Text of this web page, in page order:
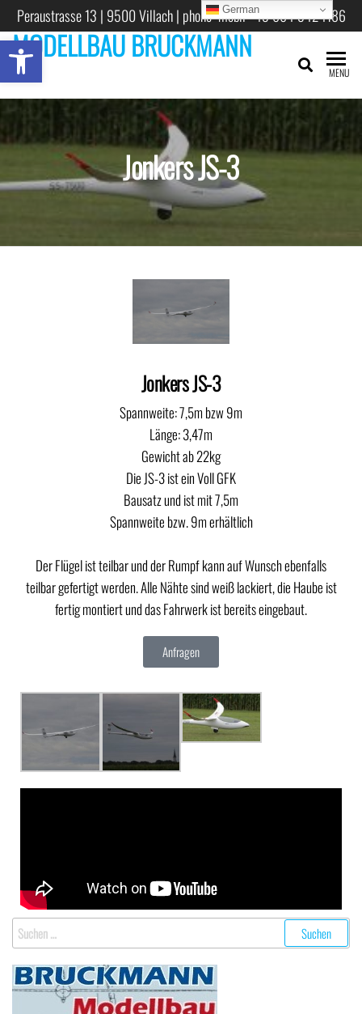
Open toolbar
Peraustrasse 13 | 9500 Villach | phone mobil +43 664 3424186
MENU
MODELLBAU BRUCKMANN
Jonkers JS-3
Jonkers JS-3
Spannweite: 7,5m bzw 9m
Länge: 3,47m
Gewicht ab 22kg
Die JS-3 ist ein Voll GFK
Bausatz und ist mit 7,5m
Spannweite bzw. 9m erhältlich
Der Flügel ist teilbar und der Rumpf kann auf Wunsch ebenfalls
teilbar gefertigt werden. Alle Nähte sind weiß lackiert, die Haube ist
fertig montiert und das Fahrwerk ist bereits eingebaut.
Anfragen
German